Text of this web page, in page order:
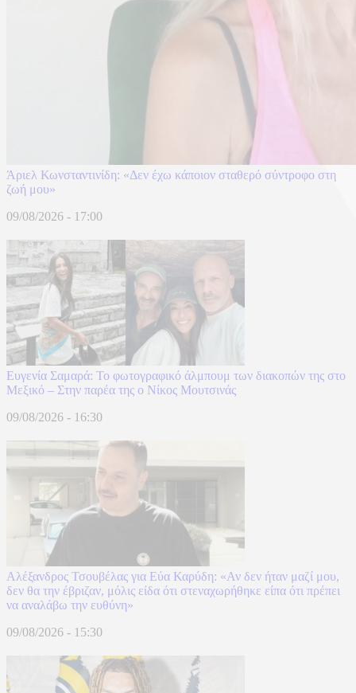
Άριελ Κωνσταντινίδη: «Δεν έχω κάποιον σταθερό σύντροφο στη
ζωή μου»
09/08/2026 - 17:00
Ευγενία Σαμαρά: Το φωτογραφικό άλμπουμ των διακοπών της στο
Μεξικό – Στην παρέα της ο Νίκος Μουτσινάς
09/08/2026 - 16:30
Αλέξανδρος Τσουβέλας για Εύα Καρύδη: «Αν δεν ήταν μαζί μου,
δεν θα την έβριζαν, μόλις είδα ότι στεναχωρήθηκε είπα ότι πρέπει
να αναλάβω την ευθύνη»
09/08/2026 - 15:30